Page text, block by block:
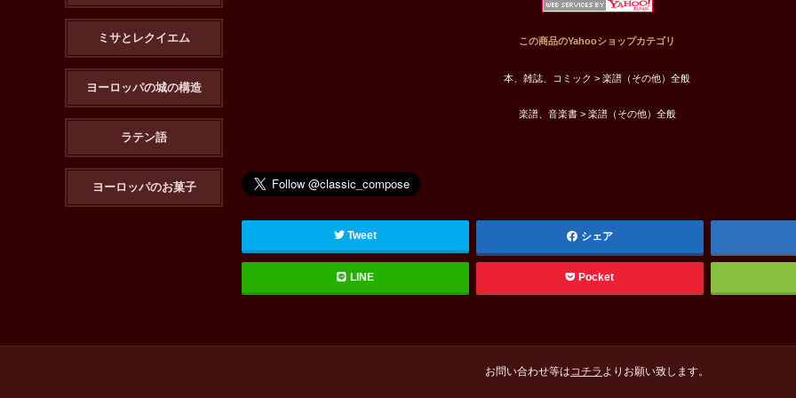
この商品のYahooショップカテゴリ
本、雑誌、コミック > 楽譜（その他）全般
楽譜、音楽書 > 楽譜（その他）全般
Tweet シェア
LINE Pocket
ミサとレクイエム
ヨーロッパの城の構造
ラテン語
ヨーロッパのお菓子
お問い合わせ等は コチラ よりお願い致します。